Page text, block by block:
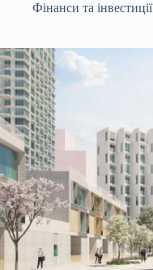
Фінанси та інвестиції